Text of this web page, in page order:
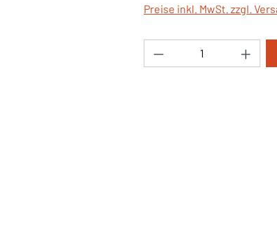
Preise inkl. MwSt. zzgl.
Produkt Anzahl: